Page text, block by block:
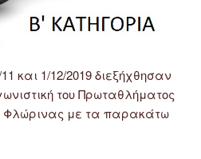
και 1/12/2019 διεξήχθησαν
του Πρωταθλήματος
Φλώρινας με τα παρακάτω